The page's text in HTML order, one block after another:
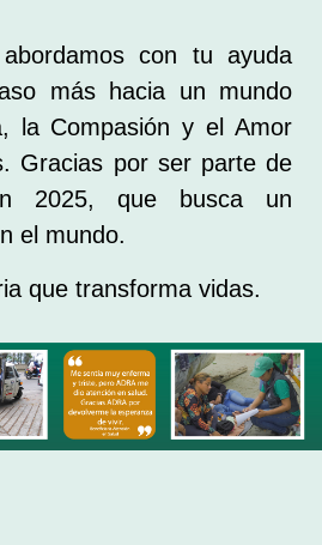
con tu ayuda
más hacia un mundo
la Compasión y el Amor
Gracias por ser parte de
2025, que busca un
el mundo.
que transforma vidas.